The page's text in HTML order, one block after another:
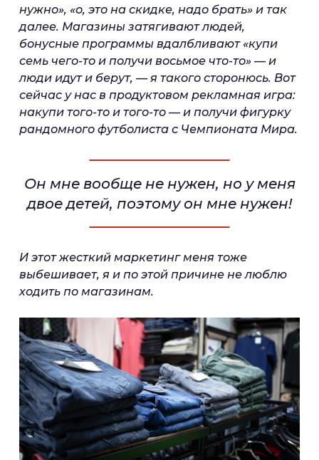
нужно», «о, это на скидке, надо брать» и так
далее. Магазины затягивают людей,
бонусные программы вдалбливают «купи
семь чего-то и получи восьмое что-то» — и
люди идут и берут, — я такого сторонюсь. Вот
сейчас у нас в продуктовом рекламная игра:
накупи того-то и того-то — и получи фигурку
рандомного футболиста с Чемпионата Мира.
Он мне вообще не нужен, но у меня
двое детей, поэтому он мне нужен!
И этот жесткий маркетинг меня тоже
выбешивает, я и по этой причине не люблю
ходить по магазинам.